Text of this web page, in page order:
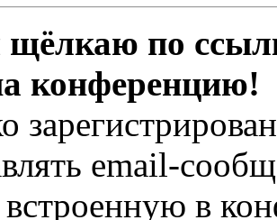
щёлкаю по
конференцию!
email-
встроенную в